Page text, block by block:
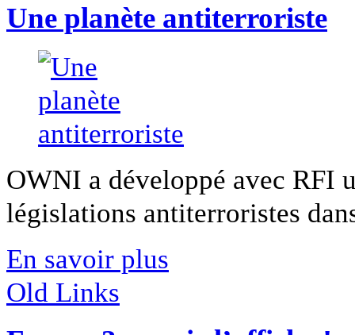
Une planète antiterroriste
OWNI a développé avec RFI
législations antiterroristes
En savoir plus
Old Links